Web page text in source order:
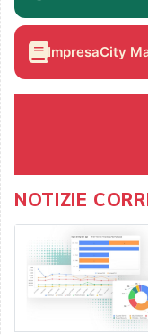
ImpresaCity
NOTIZIE